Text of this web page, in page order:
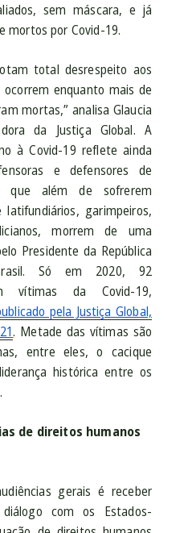
sem máscara, e já
mortos por Covid-19.
total desrespeito aos
enquanto mais de
mortas,” analisa Glaucia
da Justiça Global. A
à Covid-19 reflete ainda
e defensores de
que além de sofrerem
garimpeiros,
morrem de uma
Presidente da República
Só em 2020, 92
vítimas da Covid-19,
pela Justiça Global,
. Metade das vítimas são
entre eles, o cacique
histórica entre os
de direitos humanos
gerais é receber
com os Estados-